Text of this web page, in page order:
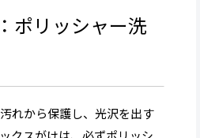
ポリッシャー洗
れから保護し、光沢を出す